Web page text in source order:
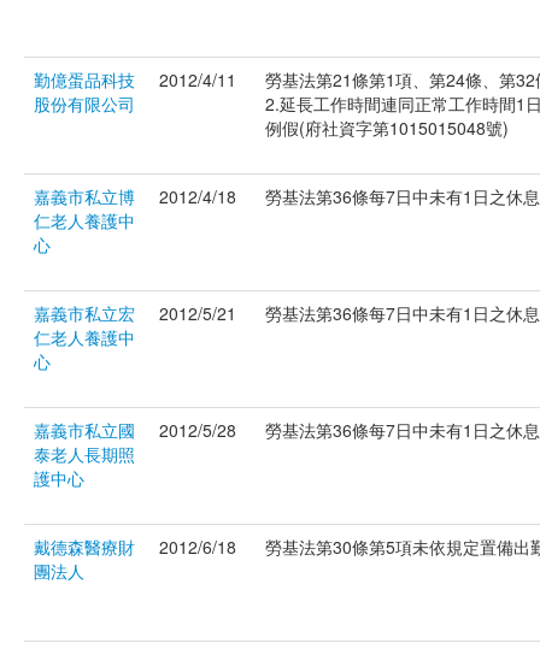
勤億蛋品科技
股份有限公司
2012/4/11
勞基法第21條第1項、第24條、第
2.延長工作時間連同正常工作時間1
例假(府社資字第1015015048號)
嘉義市私立博
仁老人養護中
心
2012/4/18 勞基法第36條每7日中未有1日之休
嘉義市私立宏
仁老人養護中
心
2012/5/21 勞基法第36條每7日中未有1日之休
嘉義市私立國
泰老人長期照
護中心
2012/5/28 勞基法第36條每7日中未有1日之休
戴德森醫療財
團法人
2012/6/18 勞基法第30條第5項未依規定置備